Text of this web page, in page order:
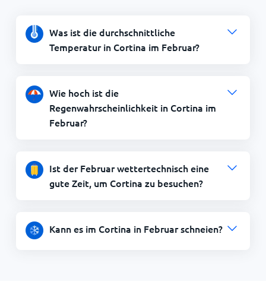
Was ist die durchschnittliche
Temperatur in Cortina im Februar?
Wie hoch ist die
Regenwahrscheinlichkeit in Cortina im
Februar?
Ist der Februar wettertechnisch eine
gute Zeit, um Cortina zu besuchen?
Kann es im Cortina in Februar schneien?